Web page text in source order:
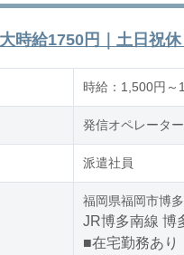
時給1750円｜土日祝
時給：1,500円～
発信オペレーター
派遣社員
福岡県福岡市博
JR博多南線 博
■在宅勤務あり